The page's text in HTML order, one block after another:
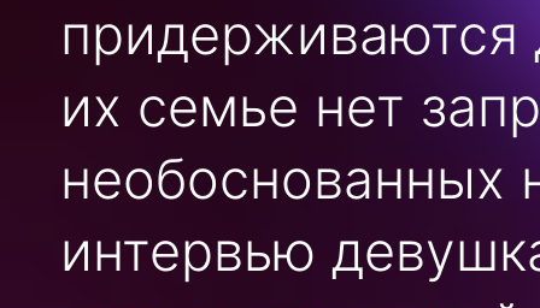
придерживаются
их семье нет
необоснованных
интервью